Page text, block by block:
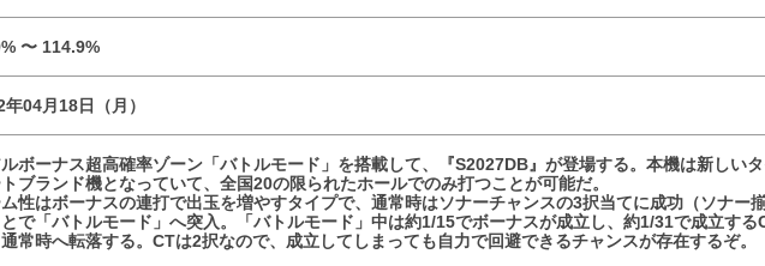
〜 114.9%
04月18日（月）
ルボーナス超高確率ゾーン「バトルモード」を搭載して、『S2027DB』が登場する。本機は新しい
ブランド機となっていて、全国20の限られたホールでのみ打つことが可能だ。
性はボーナスの連打で出玉を増やすタイプで、通常時はソナーチャンスの3択当てに成功（ソナー
で「バトルモード」へ突入。「バトルモード」中は約1/15でボーナスが成立し、約1/31で成立する
常時へ転落する。CTは2択なので、成立してしまっても自力で回避できるチャンスが存在するぞ。